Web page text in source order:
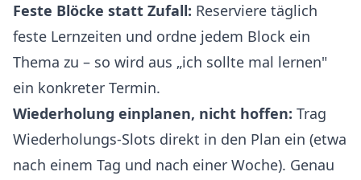
Feste Blöcke statt Zufall: Reserviere täglich
feste Lernzeiten und ordne jedem Block ein
Thema zu – so wird aus „ich sollte mal lernen"
ein konkreter Termin.
Wiederholung einplanen, nicht hoffen: Trag
Wiederholungs-Slots direkt in den Plan ein (etwa
nach einem Tag und nach einer Woche). Genau